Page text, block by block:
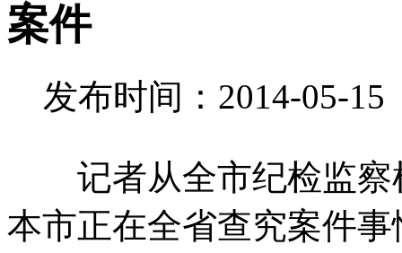
案件
发布时间：2014-05-
记者从全市纪检监察
本市正在全省查究案件